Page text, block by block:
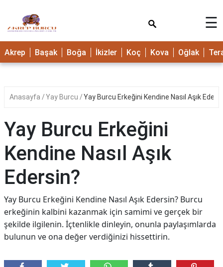
☰
Akrep Başak Boğa İkizler Koç Kova Oğlak
Anasayfa Yay Burcu Yay Burcu Erkeğini Kendine Nasıl Aşık
Yay Burcu Erkeğini
Kendine Nasıl Aşık
Edersin?
Yay Burcu Erkeğini Kendine Nasıl Aşık Edersin? Burcu
erkeğinin kalbini kazanmak için samimi ve gerçek bir
şekilde ilgilenin. İçtenlikle dinleyin, onunla paylaşımlarda
bulunun ve ona değer verdiğinizi hissettirin.